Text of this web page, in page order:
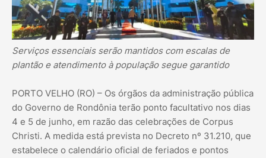
Serviços essenciais serão mantidos com escalas de
plantão e atendimento à população segue garantido
PORTO VELHO (RO) – Os órgãos da administração pública
do Governo de Rondônia terão ponto facultativo nos dias
4 e 5 de junho, em razão das celebrações de Corpus
Christi. A medida está prevista no Decreto nº 31.210, que
estabelece o calendário oficial de feriados e pontos